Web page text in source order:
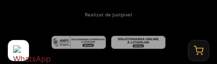
Realizat de Justpixel